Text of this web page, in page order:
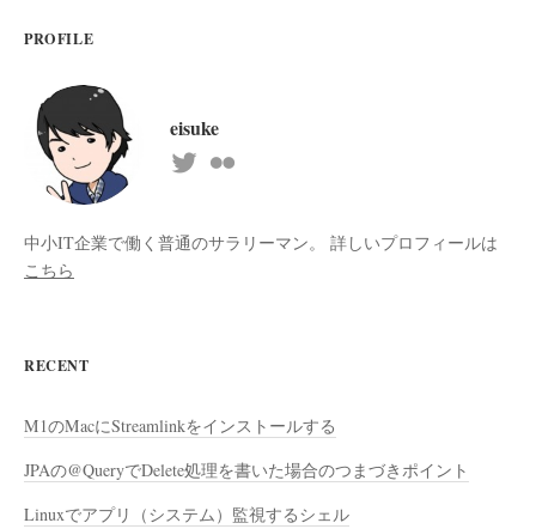
PROFILE
eisuke
中小IT企業で働く普通のサラリーマン。 詳しいプロフィールは
こちら
RECENT
M1のMacにStreamlinkをインストールする
JPAの@QueryでDelete処理を書いた場合のつまづきポイント
Linuxでアプリ（システム）監視するシェル